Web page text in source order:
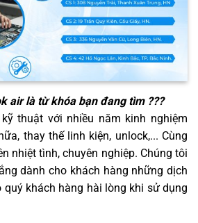
airlà từ khóa bạn đang tìm ???
thuật với nhiều năm kinh nghiệm
thay thế linh kiện, unlock,... Cùng
nhiệt tình, chuyên nghiệp. Chúng tôi
dành cho khách hàng những dịch
khách hàng hài lòng khi sử dụng